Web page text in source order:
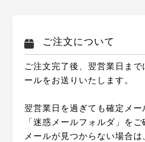
ご注文について
ご注文完了後、翌営業日ま
ールをお送りいたします。
翌営業日を過ぎても確定メー
「迷惑メールフォルダ」をご
メールが見つからない場合